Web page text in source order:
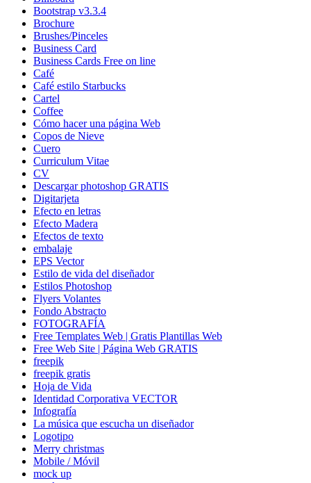
Bootstrap v3.3.4
Brochure
Brushes/Pinceles
Business Card
Business Cards Free on line
Café
Café estilo Starbucks
Cartel
Coffee
Cómo hacer una página Web
Copos de Nieve
Cuero
Curriculum Vitae
CV
Descargar photoshop GRATIS
Digitarjeta
Efecto en letras
Efecto Madera
Efectos de texto
embalaje
EPS Vector
Estilo de vida del diseñador
Estilos Photoshop
Flyers Volantes
Fondo Abstracto
FOTOGRAFÍA
Free Templates Web | Gratis Plantillas Web
Free Web Site | Página Web GRATIS
freepik
freepik gratis
Hoja de Vida
Identidad Corporativa VECTOR
Infografía
La música que escucha un diseñador
Logotipo
Merry christmas
Mobile / Móvil
mock up